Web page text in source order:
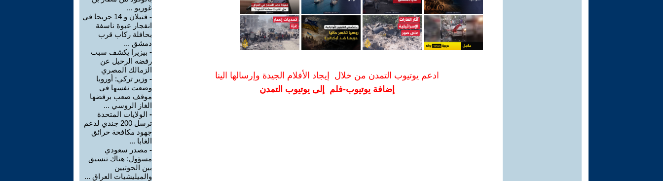
ادعم يوتيوب التمدن من خلال إيجاد الأفلام الجيدة وإرسالها الينا
إضافة يوتيوب-فلم إلى يوتيوب التمدن
غوريو ...
-
قتيلان و 14 جريحا في
انفجار عبوة ناسفة
بحافلة ركاب قرب
دمشق ...
- بيزيرا يكشف سبب
رفضه الرحيل عن
الزمالك المصري
- وزير تركي: أوروبا
وضعت نفسها في
موقف صعب برفضها
الغاز الروسي ...
- الولايات المتحدة
ترسل 200 جندي لدعم
جهود مكافحة حرائق
الغابا ...
- مصدر سعودي
مسؤول: هناك تنسيق
بين الحوثيين
والميليشيات العراق ...